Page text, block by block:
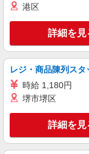
3
キープ
正社員
サイネオス・ヘルス
業績賞
港区
詳細を見
レジ・商品陳列スタ
時給 1,180円
堺市堺区
詳細を見